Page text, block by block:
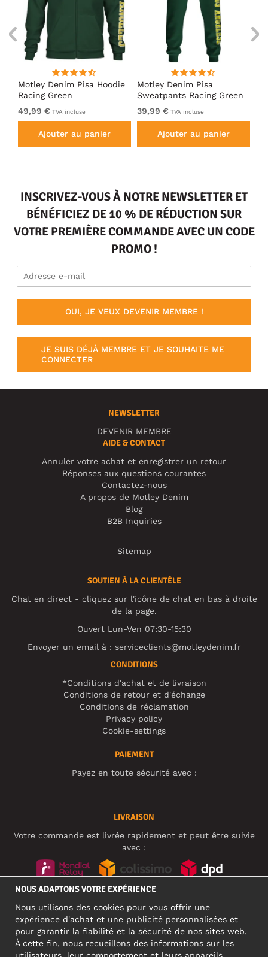
Motley Denim Pisa Hoodie
Racing Green
49,99 € TVA incluse
Ajouter au panier
Motley Denim Pisa
Sweatpants Racing Green
39,99 € TVA incluse
Ajouter au panier
INSCRIVEZ-VOUS À NOTRE NEWSLETTER ET
BÉNÉFICIEZ DE 10 % DE RÉDUCTION SUR
VOTRE PREMIÈRE COMMANDE AVEC UN CODE
PROMO !
OUI, JE VEUX DEVENIR MEMBRE !
JE SUIS DÉJÀ MEMBRE ET JE SOUHAITE ME
CONNECTER
NEWSLETTER
DEVENIR MEMBRE
AIDE & CONTACT
Annuler votre achat et enregistrer un retour
Réponses aux questions courantes
Contactez-nous
A propos de Motley Denim
Blog
B2B Inquiries
Sitemap
SOUTIEN À LA CLIENTÈLE
Chat en direct - cliquez sur l'icône de chat en bas à droite
de la page.
Ouvert Lun-Ven 07:30-15:30
Envoyer un email à : serviceclients@motleydenim.fr
CONDITIONS
*Conditions d'achat et de livraison
Conditions de retour et d'échange
Conditions de réclamation
Privacy policy
Cookie-settings
PAIEMENT
Payez en toute sécurité avec :
LIVRAISON
Votre commande est livrée rapidement et peut être suivie
avec :
ADRESSE PROFESSIONNELLE
NOUS ADAPTONS VOTRE EXPÉRIENCE
Nous utilisons des cookies pour vous offrir une
expérience d'achat et une publicité personnalisées et
pour garantir la fiabilité et la sécurité de nos sites web.
À cette fin, nous recueillons des informations sur les